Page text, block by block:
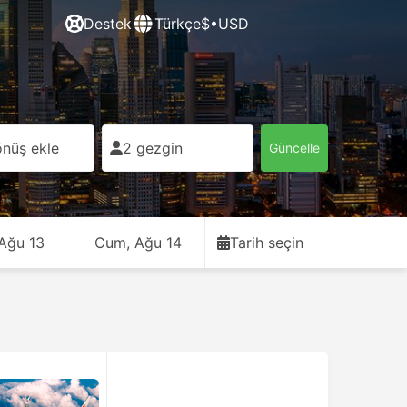
Destek Türkçe$•USD
ekle 2 gezgin Güncelle
13 Cum, Ağu 14 Tarih seçin